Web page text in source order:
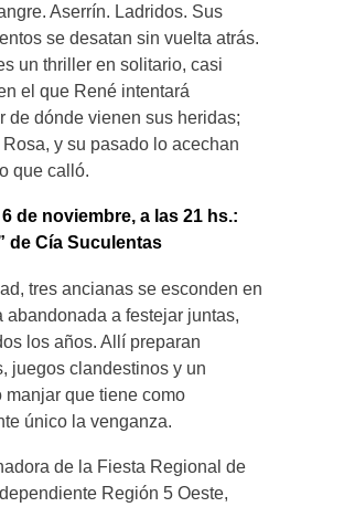
Aserrín. Ladridos. Sus
se desatan sin vuelta atrás.
un thriller en solitario, casi
el que René intentará
de dónde vienen sus heridas;
Rosa, y su pasado lo acechan
que calló.
de noviembre, a las 21 hs.:
de Cía Suculentas
tres ancianas se esconden en
abandonada a festejar juntas,
los años. Allí preparan
juegos clandestinos y un
manjar que tiene como
único la venganza.
de la Fiesta Regional de
Región 5 Oeste,